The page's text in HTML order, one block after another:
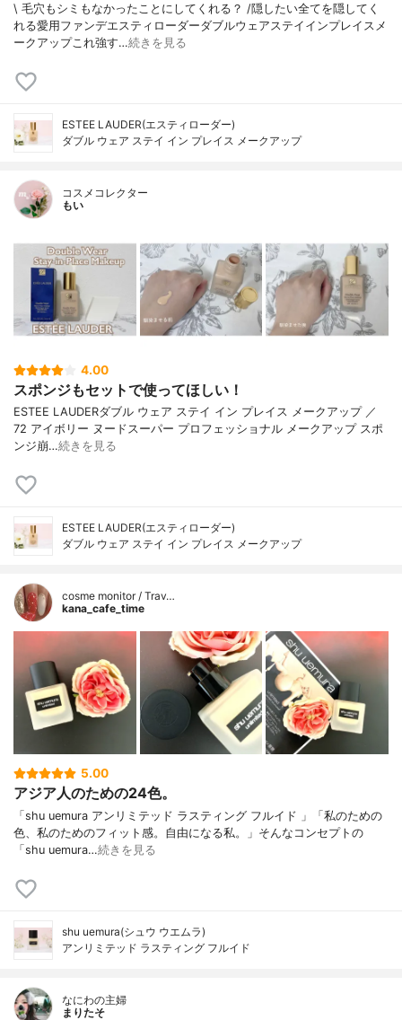
\ 毛穴もシミもなかったことにしてくれる？ /⁡⁡隠したい全てを隠してく
れる愛用ファンデ⁡エスティローダーダブルウェアステイインプレイスメ
ークアップ⁡⁡これ強す…続きを見る
ESTEE LAUDER(エスティローダー)
ダブル ウェア ステイ イン プレイス メークアップ
コスメコレクター
もい
4.00
スポンジもセットで使ってほしい！
ESTEE LAUDERダブル ウェア ステイ イン プレイス メークアップ ／
72 アイボリー ヌードスーパー プロフェッショナル メークアップ スポ
ンジ崩…続きを見る
ESTEE LAUDER(エスティローダー)
ダブル ウェア ステイ イン プレイス メークアップ
cosme monitor / Trav…
kana_cafe_time
5.00
アジア人のための24色。
「shu uemura アンリミテッド ラスティング フルイド 」「私のための
色、私のためのフィット感。自由になる私。」そんなコンセプトの
「shu uemura…続きを見る
shu uemura(シュウ ウエムラ)
アンリミテッド ラスティング フルイド
なにわの主婦
まりたそ